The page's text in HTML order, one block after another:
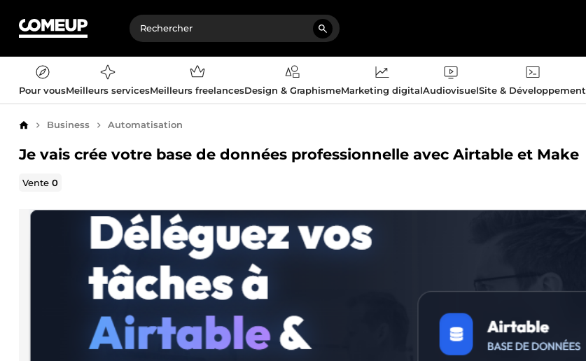
Pour vousMeilleurs servicesMeilleurs freelancesDesign & GraphismeMarketing digitalAudiovisuelSite & Développement
AccueilBusiness Automatisation
Je vais crée votre base de données professionnelle avec Airtable et Make
Vente0